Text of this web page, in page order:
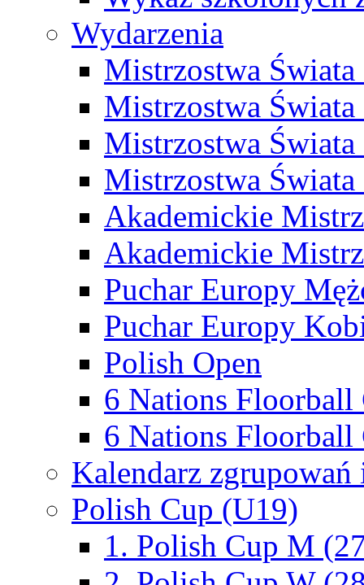
Wydarzenia
Mistrzostwa
Mistrzostwa
Mistrzostwa
Mistrzostwa
Akademickie
Akademickie
Puchar Europy
Puchar Europy
Polish Open
6 Nations Floorball
6 Nations Floorball
Kalendarz
Polish Cup (U19)
1. Polish Cup M